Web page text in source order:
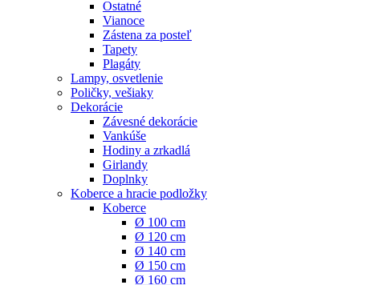
Ostatné
Vianoce
Zástena za posteľ
Tapety
Plagáty
Lampy, osvetlenie
Poličky, vešiaky
Dekorácie
Závesné dekorácie
Vankúše
Hodiny a zrkadlá
Girlandy
Doplnky
Koberce a hracie podložky
Koberce
Ø 100 cm
Ø 120 cm
Ø 140 cm
Ø 150 cm
Ø 160 cm